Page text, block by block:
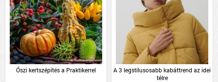
Őszi kertszépítés a Praktikerrel
A 3 legstílusosabb kabáttrend az idei
télre